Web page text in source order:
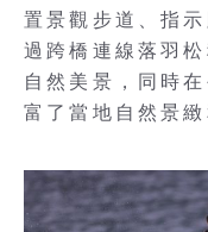
置景觀步道、指
過跨橋連線落羽
自然美景，同時
富了當地自然景